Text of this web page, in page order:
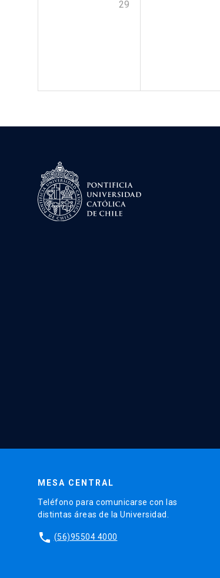
29
MESA CENTRAL
Teléfono para comunicarse con las
distintas áreas de la Universidad.
phone (56)95504 4000